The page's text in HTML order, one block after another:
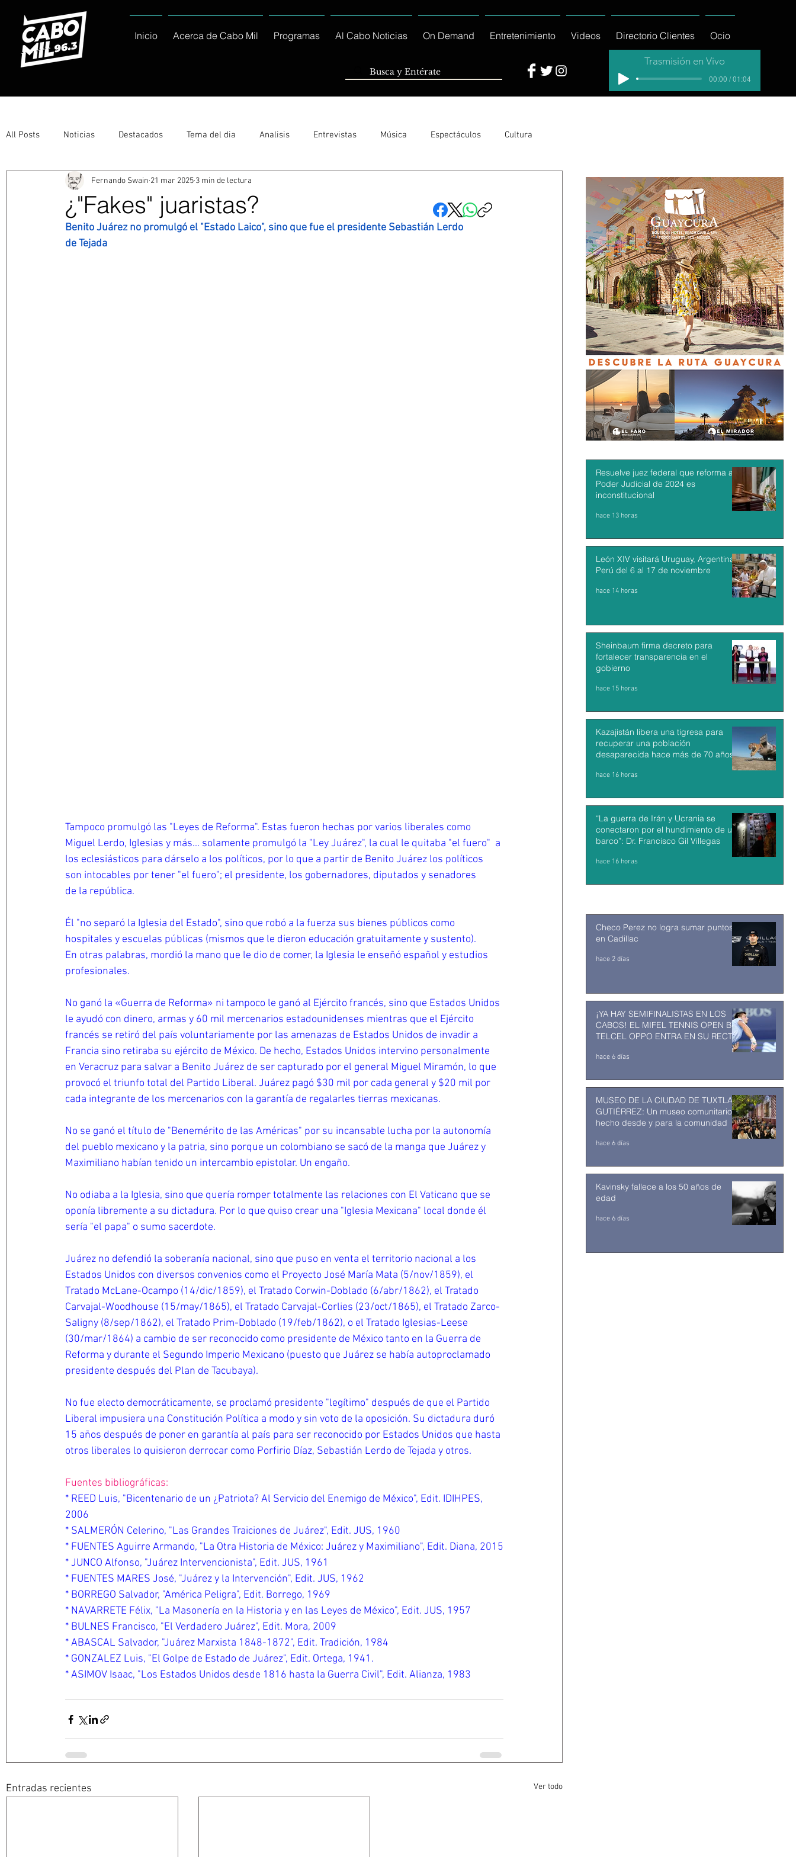
Inicio Acerca de Cabo Mil Programas Al Cabo Noticias On Demand Entretenimiento Videos Directorio Clientes Ocio
Trasmisión en Vivo
00:00 / 01:04
All Posts Noticias Destacados Tema del dia Analisis Entrevistas Música Espectáculos Cultura
Entérate Deportes La buena del día
Ayuntamiento de Los Cabos Informa Nacionales e Internacionales Columnas Locales Los Cabos
¿"Fakes" juaristas?
Fernando Swain 21 mar 2025 3 min de lectura
Benito Juárez no promulgó el "Estado Laico", sino que fue el presidente Sebastián Lerdo
de Tejada
Tampoco promulgó las "Leyes de Reforma". Estas fueron hechas por varios liberales como
Miguel Lerdo, Iglesias y más... solamente promulgó la "Ley Juárez", la cual le quitaba "el fuero"  a
los eclesiásticos para dárselo a los políticos, por lo que a partir de Benito Juárez los políticos
son intocables por tener "el fuero"; el presidente, los gobernadores, diputados y senadores
de la república.
Él "no separó la Iglesia del Estado", sino que robó a la fuerza sus bienes públicos como
hospitales y escuelas públicas (mismos que le dieron educación gratuitamente y sustento).
En otras palabras, mordió la mano que le dio de comer, la Iglesia le enseñó español y estudios
profesionales.
No ganó la «Guerra de Reforma» ni tampoco le ganó al Ejército francés, sino que Estados Unidos
le ayudó con dinero, armas y 60 mil mercenarios estadounidenses mientras que el Ejército
francés se retiró del país voluntariamente por las amenazas de Estados Unidos de invadir a
Francia sino retiraba su ejército de México. De hecho, Estados Unidos intervino personalmente
en Veracruz para salvar a Benito Juárez de ser capturado por el general Miguel Miramón, lo que
provocó el triunfo total del Partido Liberal. Juárez pagó $30 mil por cada general y $20 mil por
cada integrante de los mercenarios con la garantía de regalarles tierras mexicanas.
No se ganó el título de "Benemérito de las Américas" por su incansable lucha por la autonomía
del pueblo mexicano y la patria, sino porque un colombiano se sacó de la manga que Juárez y
Maximiliano habían tenido un intercambio epistolar. Un engaño.
No odiaba a la Iglesia, sino que quería romper totalmente las relaciones con El Vaticano que se
oponía libremente a su dictadura. Por lo que quiso crear una "Iglesia Mexicana" local donde él
sería "el papa" o sumo sacerdote.
Juárez no defendió la soberanía nacional, sino que puso en venta el territorio nacional a los
Estados Unidos con diversos convenios como el Proyecto José María Mata (5/nov/1859), el
Tratado McLane-Ocampo (14/dic/1859), el Tratado Corwin-Doblado (6/abr/1862), el Tratado
Carvajal-Woodhouse (15/may/1865), el Tratado Carvajal-Corlies (23/oct/1865), el Tratado Zarco-
Saligny (8/sep/1862), el Tratado Prim-Doblado (19/feb/1862), o el Tratado Iglesias-Leese
(30/mar/1864) a cambio de ser reconocido como presidente de México tanto en la Guerra de
Reforma y durante el Segundo Imperio Mexicano (puesto que Juárez se había autoproclamado
presidente después del Plan de Tacubaya).
No fue electo democráticamente, se proclamó presidente "legítimo" después de que el Partido
Liberal impusiera una Constitución Política a modo y sin voto de la oposición. Su dictadura duró
15 años después de poner en garantía al país para ser reconocido por Estados Unidos que hasta
otros liberales lo quisieron derrocar como Porfirio Díaz, Sebastián Lerdo de Tejada y otros.
Fuentes bibliográficas:
* REED Luis, "Bicentenario de un ¿Patriota? Al Servicio del Enemigo de México", Edit. IDIHPES,
2006
* SALMERÓN Celerino, "Las Grandes Traiciones de Juárez", Edit. JUS, 1960
* FUENTES Aguirre Armando, "La Otra Historia de México: Juárez y Maximiliano", Edit. Diana, 2015
* JUNCO Alfonso, "Juárez Intervencionista", Edit. JUS, 1961
* FUENTES MARES José, "Juárez y la Intervención", Edit. JUS, 1962
* BORREGO Salvador, "América Peligra", Edit. Borrego, 1969
* NAVARRETE Félix, "La Masonería en la Historia y en las Leyes de México", Edit. JUS, 1957
* BULNES Francisco, "El Verdadero Juárez", Edit. Mora, 2009
* ABASCAL Salvador, "Juárez Marxista 1848-1872", Edit. Tradición, 1984
* GONZALEZ Luis, "El Golpe de Estado de Juárez", Edit. Ortega, 1941.
* ASIMOV Isaac, "Los Estados Unidos desde 1816 hasta la Guerra Civil", Edit. Alianza, 1983
Entradas recientes Ver todo
Resuelve juez federal que reforma al
Poder Judicial de 2024 es
inconstitucional
hace 13 horas
León XIV visitará Uruguay, Argentina y
Perú del 6 al 17 de noviembre
hace 14 horas
Sheinbaum firma decreto para
fortalecer transparencia en el
gobierno
hace 15 horas
Kazajistán libera una tigresa para
recuperar una población
desaparecida hace más de 70 años
hace 16 horas
“La guerra de Irán y Ucrania se
conectaron por el hundimiento de un
barco”: Dr. Francisco Gil Villegas
hace 16 horas
Checo Perez no logra sumar puntos
en Cadillac
hace 2 días
¡YA HAY SEMIFINALISTAS EN LOS
CABOS! EL MIFEL TENNIS OPEN BY
TELCEL OPPO ENTRA EN SU RECTA
hace 6 días
MUSEO DE LA CIUDAD DE TUXTLA
GUTIÉRREZ: Un museo comunitario
hecho desde y para la comunidad
hace 6 días
Kavinsky fallece a los 50 años de
edad
hace 6 días